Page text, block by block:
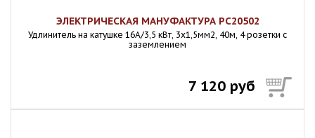
ЭЛЕКТРИЧЕСКАЯ МАНУФАКТУРА PC20502
Удлинитель на катушке 16А/3,5 кВт, 3х1,5мм2, 40м, 4 розетки с
заземлением
7 120 руб